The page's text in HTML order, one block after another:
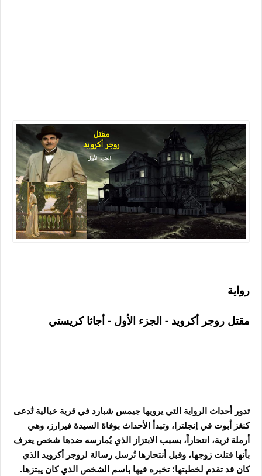
رواية
مقتل روجر أكرويد - الجزء الأول - أجاثا كريستي
تدور أحداث الرواية التي يرويها جيمس شبارد في قرية خيالية تُدعى
كنغز أبوت في إنجلترا، وتبدأ الأحداث بوفاة السيدة فيرارز، وهي
أرملة ثرية، انتحاراً، بسبب الابتزاز الذي يُمارسه ضدها شخص يعرف
بأنها قتلت زوجها، وقبل أنتحارها تُرسل رسالة لروجر أكرويد الذي
كان قد تقدم لخطبتها؛ تخبره فيها باسم الشخص الذي كان يبتزها.